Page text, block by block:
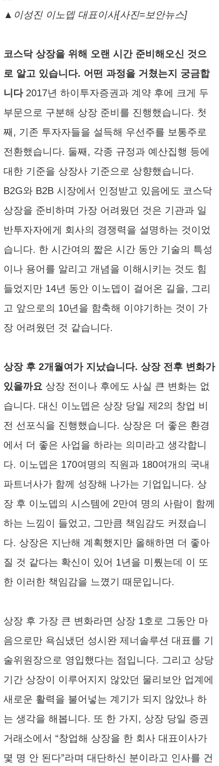
▲이성진 이노뎁 대표이사[사진=보안뉴스]
코스닥 상장을 위해 오랜 시간 준비해오신 것으
로 알고 있습니다. 어떤 과정을 거쳤는지 궁금합
니다2017년 하이투자증권과 계약 후에 크게 두
부문으로 구분해 상장 준비를 진행했습니다. 첫
째, 기존 투자자들을 설득해 우선주를 보통주로
전환했습니다. 둘째, 각종 규정과 예산집행 등에
대한 기준을 상장사 기준으로 상향했습니다.
B2G와 B2B 시장에서 인정받고 있음에도 코스닥
상장을 준비하며 가장 어려웠던 것은 기관과 일
반투자자에게 회사의 경쟁력을 설명하는 것이었
습니다. 한 시간여의 짧은 시간 동안 기술의 특성
이나 용어를 알리고 개념을 이해시키는 것도 힘
들었지만 14년 동안 이노뎁이 걸어온 길을, 그리
고 앞으로의 10년을 함축해 이야기하는 것이 가
장 어려웠던 것 같습니다.
상장 후 2개월여가 지났습니다. 상장 전후 변화가
있을까요 상장 전이나 후에도 사실 큰 변화는 없
습니다. 대신 이노뎁은 상장 당일 제2의 창업 비
전 선포식을 진행했습니다. 상장은 더 좋은 환경
에서 더 좋은 사업을 하라는 의미라고 생각합니
다. 이노뎁은 170여명의 직원과 180여개의 국내
파트너사가 함께 성장해 나가는 기업입니다. 상
장 후 이노뎁의 시스템에 2만여 명의 사람이 함께
하는 느낌이 들었고, 그만큼 책임감도 커졌습니
다. 상장은 지난해 계획했지만 올해하면 더 좋아
질 것 같다는 확신이 있어 1년을 미뤘는데 이 또
한 이러한 책임감을 느꼈기 때문입니다.
상장 후 가장 큰 변화라면 상장 1호로 그동안 마
음으로만 욕심냈던 성시완 제너솔루션 대표를 기
술위원장으로 영입했다는 점입니다. 그리고 상당
기간 상장이 이루어지지 않았던 물리보안 업계에
새로운 활력을 불어넣는 계기가 되지 않았나 하
는 생각을 해봅니다. 또 한 가지, 상장 당일 증권
거래소에서 “창업해 상장을 한 회사 대표이사가
몇 명 안 된다”라며 대단하신 분이라고 인사를 건